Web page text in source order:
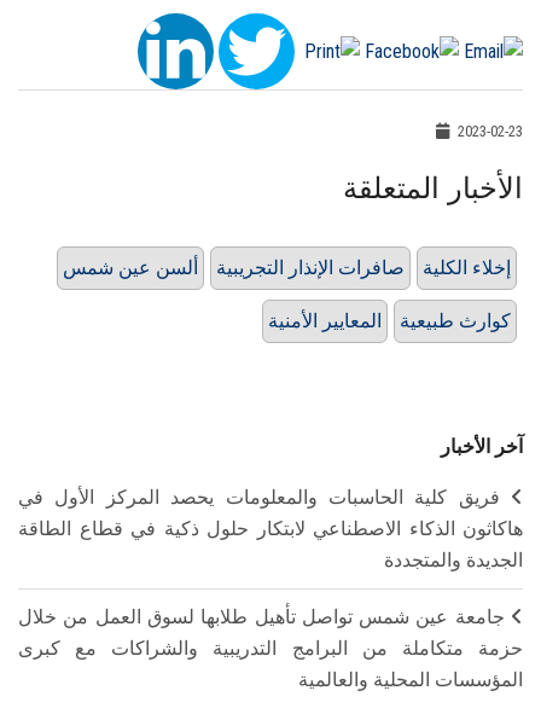
2023-02-23
الأخبار المتعلقة
ألسن عين شمس صافرات الإنذار التجريبية إخلاء الكلية
المعايير الأمنية كوارث طبيعية
آخر الأخبار
فريق كلية الحاسبات والمعلومات يحصد المركز الأول في
هاكاثون الذكاء الاصطناعي لابتكار حلول ذكية في قطاع الطاقة
الجديدة والمتجددة
جامعة عين شمس تواصل تأهيل طلابها لسوق العمل من خلال
حزمة متكاملة من البرامج التدريبية والشراكات مع كبرى
المؤسسات المحلية والعالمية